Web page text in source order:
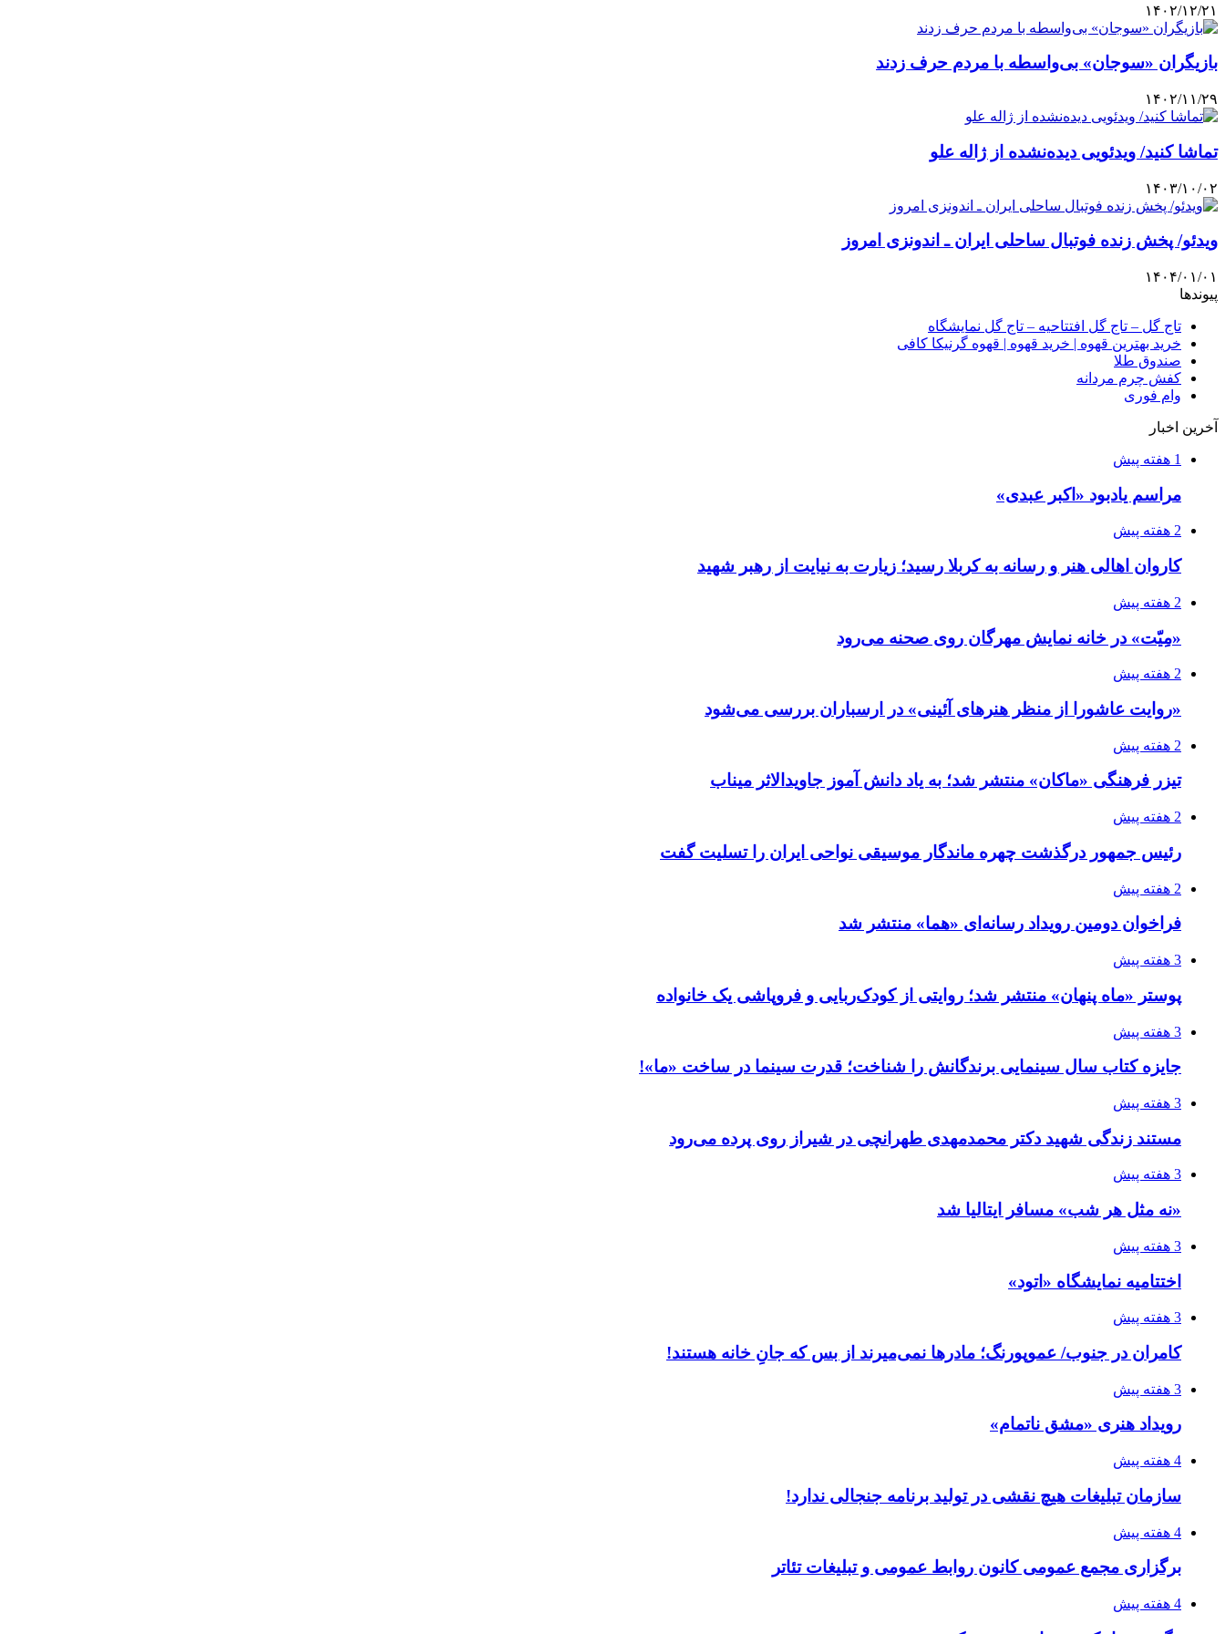
۱۴۰۲/۱۲/۲۱
بازیگران «سوجان» بی‌واسطه با مردم حرف زدند
۱۴۰۲/۱۱/۲۹
تماشا کنید/ ویدئویی دیده‌نشده از ژاله علو
۱۴۰۳/۱۰/۰۲
ویدئو/ پخش زنده فوتبال ساحلی ایران ـ اندونزی امروز
۱۴۰۴/۰۱/۰۱
پیوندها
تاج گل – تاج گل افتتاحیه – تاج گل نمایشگاه
خرید بهترین قهوه | خرید قهوه | قهوه گرنیکا کافی
صندوق طلا
کفش چرم مردانه
وام فوری
آخرین اخبار
1 هفته پیش
مراسم یادبود «اکبر عبدی»
2 هفته پیش
کاروان اهالی هنر و رسانه به کربلا رسید؛ زیارت به نیایت از رهبر شهید
2 هفته پیش
«مِیّت» در خانه نمایش مهرگان روی صحنه می‌رود
2 هفته پیش
«روایت عاشورا از منظر هنرهای آئینی» در ارسباران بررسی می‌شود
2 هفته پیش
تیزر فرهنگی «ماکان» منتشر شد؛ به یاد دانش آموز جاویدالاثر میناب
2 هفته پیش
رئیس جمهور درگذشت چهره ماندگار موسیقی نواحی ایران را تسلیت گفت
2 هفته پیش
فراخوان دومین رویداد رسانه‌ای «هما» منتشر شد
3 هفته پیش
پوستر «ماه پنهان» منتشر شد؛ روایتی از کودک‌ربایی و فروپاشی یک خانواده
3 هفته پیش
جایزه کتاب سال سینمایی برندگانش را شناخت؛ قدرت سینما در ساخت «ما»!
3 هفته پیش
مستند زندگی شهید دکتر محمدمهدی طهرانچی در شیراز روی پرده می‌رود
3 هفته پیش
«نه مثل هر شب» مسافر ایتالیا شد
3 هفته پیش
اختتامیه نمایشگاه «اتود»
3 هفته پیش
کامران در جنوب/ عموپورنگ؛ مادرها نمی‌میرند از بس که جانِ خانه هستند!
3 هفته پیش
رویداد هنری «مشق ناتمام»
4 هفته پیش
سازمان تبلیغات هیچ نقشی در تولید برنامه جنجالی ندارد!
4 هفته پیش
برگزاری مجمع عمومی کانون روابط عمومی و تبلیغات تئاتر
4 هفته پیش